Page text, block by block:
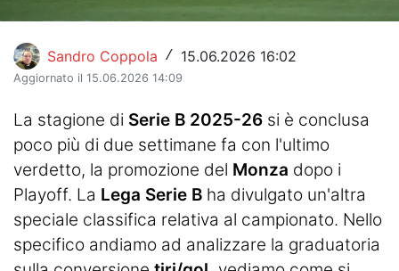
News
Turismo
Eventi
Sandro Coppola / 15.06.2026 16:02
Aggiornato il 15.06.2026 14:09
La stagione di Serie B 2025-26 si è conclusa
poco più di due settimane fa con l'ultimo
verdetto, la promozione del Monza dopo i
Playoff. La Lega Serie B ha divulgato un'altra
speciale classifica relativa al campionato. Nello
specifico andiamo ad analizzare la graduatoria